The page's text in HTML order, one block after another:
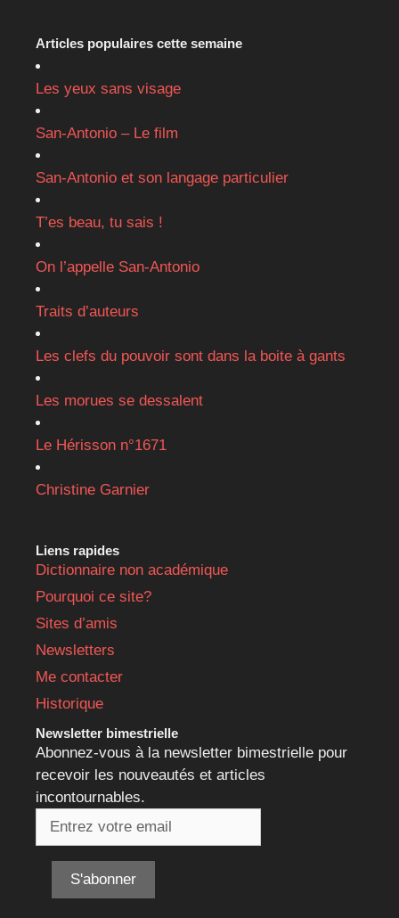
Articles populaires cette semaine
Les yeux sans visage
San-Antonio – Le film
San-Antonio et son langage particulier
T’es beau, tu sais !
On l’appelle San-Antonio
Traits d’auteurs
Les clefs du pouvoir sont dans la boite à gants
Les morues se dessalent
Le Hérisson n°1671
Christine Garnier
Liens rapides
Dictionnaire non académique
Pourquoi ce site?
Sites d’amis
Newsletters
Me contacter
Historique
Newsletter bimestrielle
Abonnez-vous à la newsletter bimestrielle pour
recevoir les nouveautés et articles
incontournables.